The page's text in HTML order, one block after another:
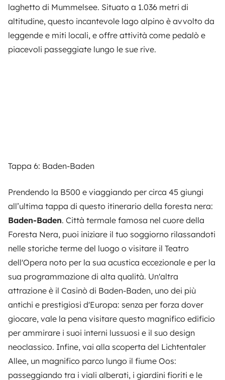
laghetto di Mummelsee. Situato a 1.036 metri di
altitudine, questo incantevole lago alpino è avvolto da
leggende e miti locali, e offre attività come pedalò e
piacevoli passeggiate lungo le sue rive.
Tappa 6: Baden-Baden
Prendendo la B500 e viaggiando per circa 45 giungi
all’ultima tappa di questo itinerario della foresta nera:
Baden-Baden. Città termale famosa nel cuore della
Foresta Nera, puoi iniziare il tuo soggiorno rilassandoti
nelle storiche terme del luogo o visitare il Teatro
dell'Opera noto per la sua acustica eccezionale e per la
sua programmazione di alta qualità. Un'altra
attrazione è il Casinò di Baden-Baden, uno dei più
antichi e prestigiosi d'Europa: senza per forza dover
giocare, vale la pena visitare questo magnifico edificio
per ammirare i suoi interni lussuosi e il suo design
neoclassico. Infine, vai alla scoperta del Lichtentaler
Allee, un magnifico parco lungo il fiume Oos:
passeggiando tra i viali alberati, i giardini fioriti e le